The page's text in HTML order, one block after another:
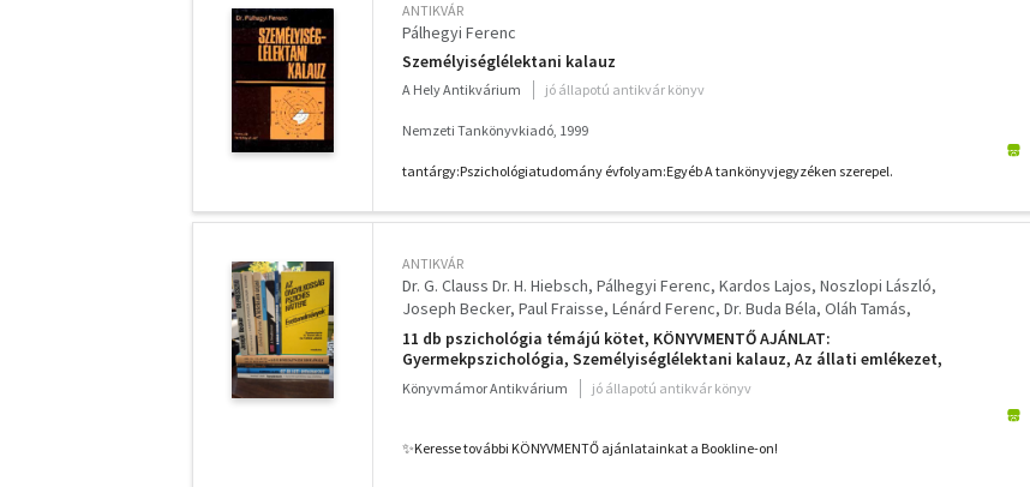
ANTIKVÁR
Pálhegyi Ferenc
Személyiséglélektani kalauz
A Hely Antikvárium jó állapotú antikvár könyv
Nemzeti Tankönyvkiadó, 1999
tantárgy:Pszichológiatudomány évfolyam:Egyéb A tankönyvjegyzéken szerepel.
ANTIKVÁR
Dr. G. Clauss Dr. H. Hiebsch Pálhegyi Ferenc Kardos Lajos Noszlopi László
Joseph Becker Paul Fraisse Lénárd Ferenc Dr. Buda Béla Oláh Tamás
Dr. Pécsi Tibor Dr. Halász László
11 db pszichológia témájú kötet, KÖNYVMENTŐ AJÁNLAT:
Gyermekpszichológia, Személyiséglélektani kalauz, Az állati emlékezet,
Sorselemzés és kísérleti ösztöndiagnosztika, Depresszió - Elmélet és
kutatás, A kísérleti pszichológia gyakorlati kézikönyve,
Könyvmámor Antikvárium jó állapotú antikvár könyv
✨️Keresse további KÖNYVMENTŐ ajánlatainkat a Bookline-on!